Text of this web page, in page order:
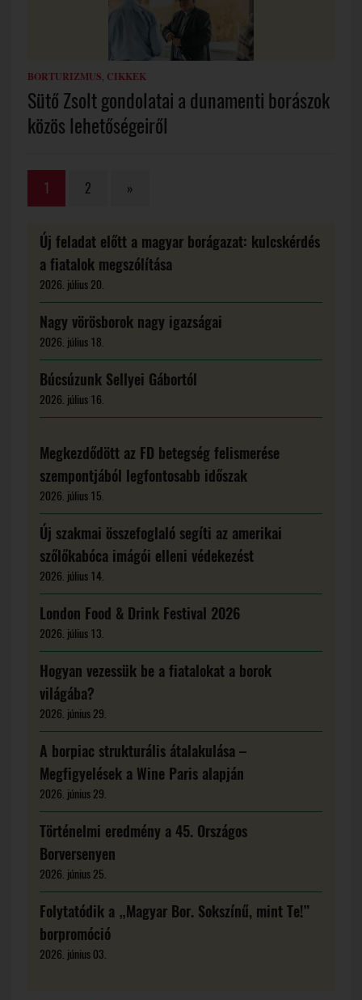
BORTURIZMUS CIKKEK
Sütő Zsolt gondolatai a dunamenti borászok
közös lehetőségeiről
1 2 »
Új feladat előtt a magyar borágazat: kulcskérdés
a fiatalok megszólítása
2026. július 20.
Nagy vörösborok nagy igazságai
2026. július 18.
Búcsúzunk Sellyei Gábortól
2026. július 16.
Megkezdődött az FD betegség felismerése
szempontjából legfontosabb időszak
2026. július 15.
Új szakmai összefoglaló segíti az amerikai
szőlőkabóca imágói elleni védekezést
2026. július 14.
London Food & Drink Festival 2026
2026. július 13.
Hogyan vezessük be a fiatalokat a borok
világába?
2026. június 29.
A borpiac strukturális átalakulása –
Megfigyelések a Wine Paris alapján
2026. június 29.
Történelmi eredmény a 45. Országos
Borversenyen
2026. június 25.
Folytatódik a „Magyar Bor. Sokszínű, mint Te!”
borpromóció
2026. június 03.